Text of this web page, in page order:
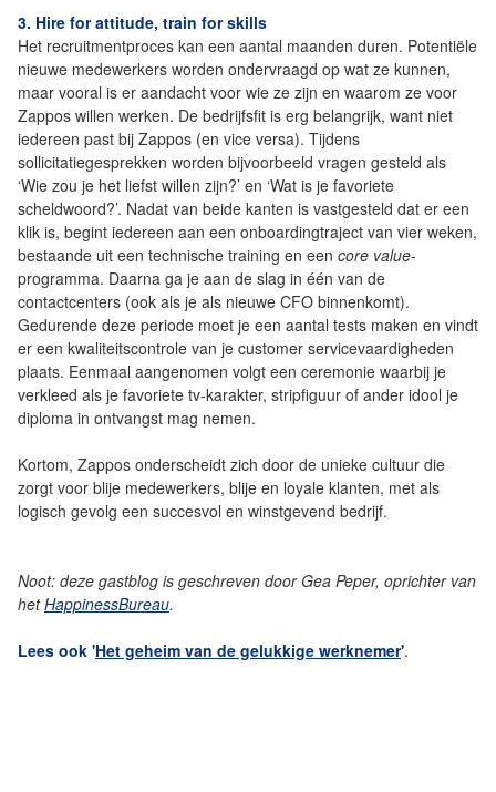
3. Hire for attitude, train for skills
Het recruitmentproces kan een aantal maanden duren. Potentiële
nieuwe medewerkers worden ondervraagd op wat ze kunnen,
maar vooral is er aandacht voor wie ze zijn en waarom ze voor
Zappos willen werken. De bedrijfsfit is erg belangrijk, want niet
iedereen past bij Zappos (en vice versa). Tijdens
sollicitatiegesprekken worden bijvoorbeeld vragen gesteld als
‘Wie zou je het liefst willen zijn?’ en ‘Wat is je favoriete
scheldwoord?’. Nadat van beide kanten is vastgesteld dat er een
klik is, begint iedereen aan een onboardingtraject van vier weken,
bestaande uit een technische training en een core value-
programma. Daarna ga je aan de slag in één van de
contactcenters (ook als je als nieuwe CFO binnenkomt).
Gedurende deze periode moet je een aantal tests maken en vindt
er een kwaliteitscontrole van je customer servicevaardigheden
plaats. Eenmaal aangenomen volgt een ceremonie waarbij je
verkleed als je favoriete tv-karakter, stripfiguur of ander idool je
diploma in ontvangst mag nemen.
Kortom, Zappos onderscheidt zich door de unieke cultuur die
zorgt voor blije medewerkers, blije en loyale klanten, met als
logisch gevolg een succesvol en winstgevend bedrijf.
Noot: deze gastblog is geschreven door Gea Peper, oprichter van
hetHappinessBureau.
Lees ook 'Het geheim van de gelukkige werknemer'.